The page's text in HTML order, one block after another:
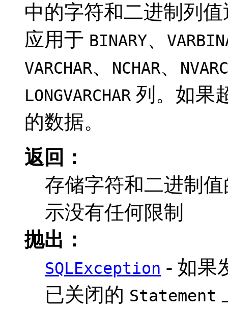
中的字符和二进制列
应用于 BINARY、
VARCHAR、 NCHAR、
LONGVARCHAR 列。如果
的数据。
返回：
存储字符和二进制
示没有任何限制
抛出：
SQLException - 如果
已关闭的 Statement